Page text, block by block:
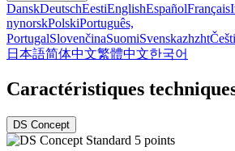
DanskDeutschEestiEnglishEspañolFrançais
nynorskPolskiPortuguês,
PortugalSlovenčinaSuomiSvenskazhzht
日本語简体中文繁體中文한국어
Caractéristiques
DS Concept